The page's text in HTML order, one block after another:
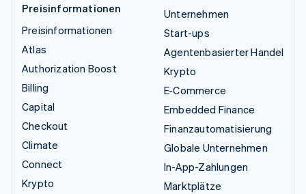
Preisinformationen
Preisinformationen
Atlas
Authorization Boost
Billing
Capital
Checkout
Climate
Connect
Krypto
Unternehmen
Start-ups
Agentenbasierter Handel
Krypto
E-Commerce
Embedded Finance
Finanzautomatisierung
Globale Unternehmen
In-App-Zahlungen
Marktplätze